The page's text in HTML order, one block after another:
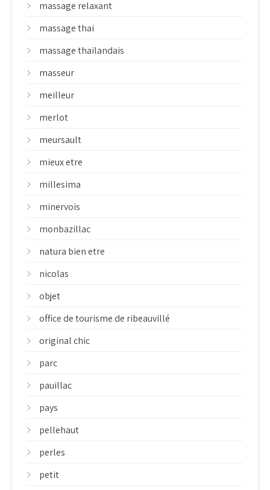
massage relaxant
massage thai
massage thailandais
masseur
meilleur
merlot
meursault
mieux etre
millesima
minervois
monbazillac
natura bien etre
nicolas
objet
office de tourisme de ribeauvillé
original chic
parc
pauillac
pays
pellehaut
perles
petit